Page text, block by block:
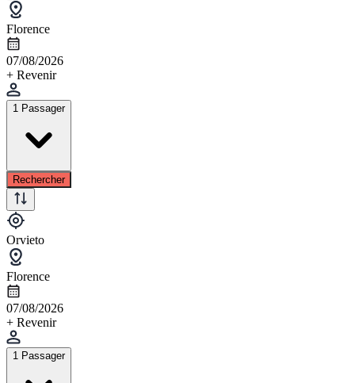
Florence
07/08/2026
+ Revenir
1 Passager
Rechercher
Orvieto
Florence
07/08/2026
+ Revenir
1 Passager